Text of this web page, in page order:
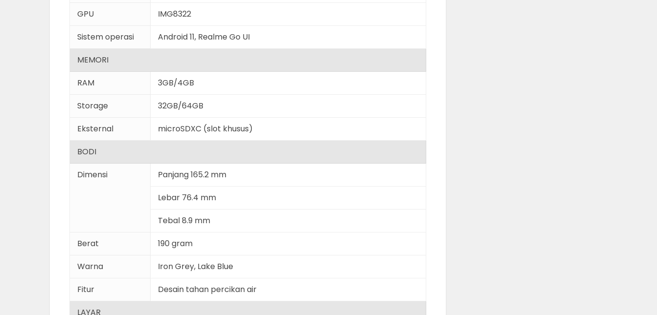
GPU IMG8322
Sistem operasi Android 11, Realme Go UI
MEMORI
RAM 3GB/4GB
Storage 32GB/64GB
Eksternal microSDXC (slot khusus)
BODI
Dimensi Panjang 165.2 mm
Lebar 76.4 mm
Tebal 8.9 mm
Berat 190 gram
Warna Iron Grey, Lake Blue
Fitur Desain tahan percikan air
LAYAR